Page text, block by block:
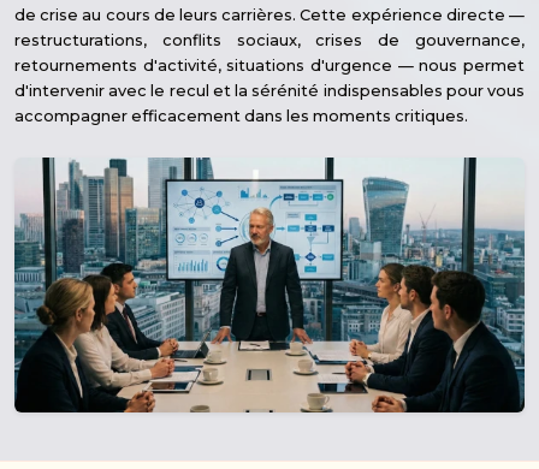
de crise au cours de leurs carrières. Cette expérience directe —
restructurations, conflits sociaux, crises de gouvernance,
retournements d'activité, situations d'urgence — nous permet
d'intervenir avec le recul et la sérénité indispensables pour vous
accompagner efficacement dans les moments critiques.